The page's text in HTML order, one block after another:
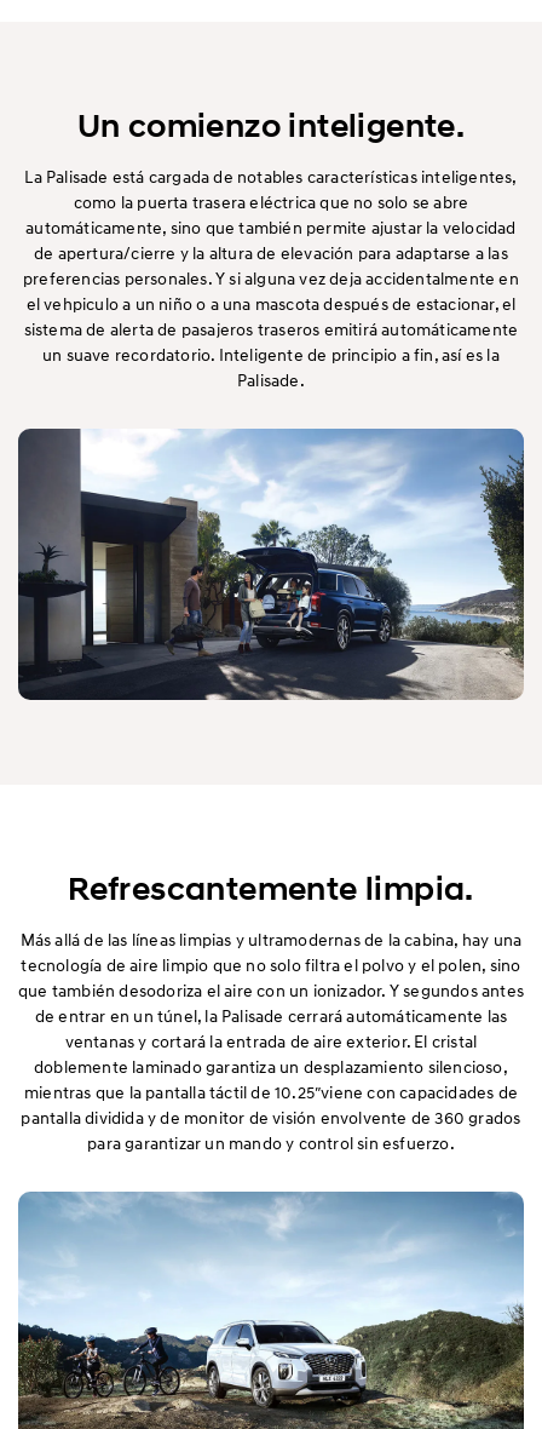
Un comienzo inteligente.
La Palisade está cargada de notables características inteligentes,
como la puerta trasera eléctrica que no solo se abre
automáticamente, sino que también permite ajustar la velocidad
de apertura/cierre y la altura de elevación para adaptarse a las
preferencias personales. Y si alguna vez deja accidentalmente en
el vehpiculo a un niño o a una mascota después de estacionar, el
sistema de alerta de pasajeros traseros emitirá automáticamente
un suave recordatorio. Inteligente de principio a fin, así es la
Palisade.
Refrescantemente limpia.
Más allá de las líneas limpias y ultramodernas de la cabina, hay una
tecnología de aire limpio que no solo filtra el polvo y el polen, sino
que también desodoriza el aire con un ionizador. Y segundos antes
de entrar en un túnel, la Palisade cerrará automáticamente las
ventanas y cortará la entrada de aire exterior. El cristal
doblemente laminado garantiza un desplazamiento silencioso,
mientras que la pantalla táctil de 10.25″viene con capacidades de
pantalla dividida y de monitor de visión envolvente de 360 grados
para garantizar un mando y control sin esfuerzo.